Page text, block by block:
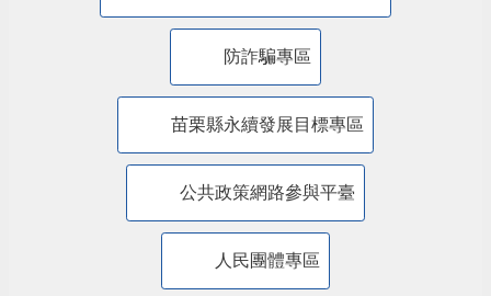
防詐騙專區
苗栗縣永續發展目標專區
公共政策網路參與平臺
人民團體專區